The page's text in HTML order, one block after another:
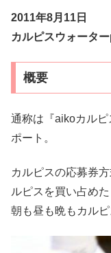
2011年8月11日
カルピスウォータ
概要
通称は『aikoカル
ポート。
カルピスの応募券
ルピスを買い占めた
朝も昼も晩もカル